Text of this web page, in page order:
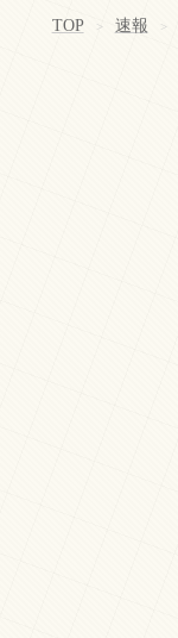
TOP > 速報 >